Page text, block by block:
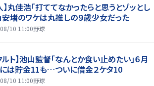
】丸佳浩「打ててなかったらと思うとゾッとし
安堵のワケは丸推しの９歳少女だった
10 11:00野球
ルト】池山監督「なんとか食い止めたい」６月
は貯金11も…ついに借金２ケタ10
10 11:00野球